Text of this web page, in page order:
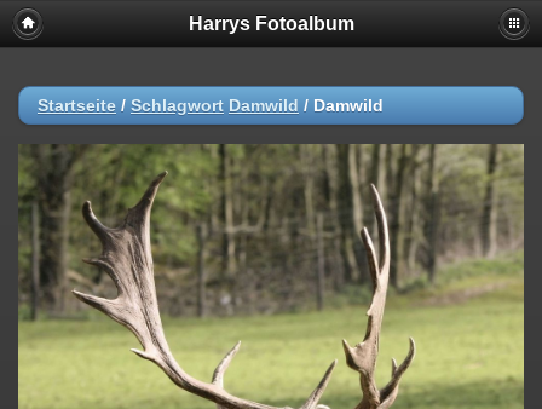
Harrys Fotoalbum
Startseite / Schlagwort Damwild / Damwild